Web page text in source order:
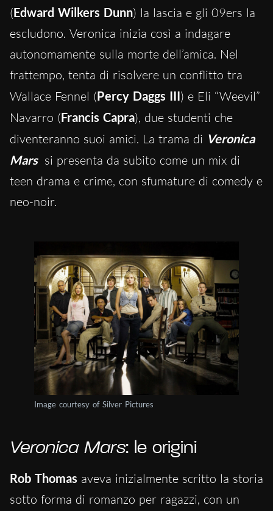
(Edward Wilkers Dunn) la lascia e gli 09ers la
escludono. Veronica inizia così a indagare
autonomamente sulla morte dell’amica. Nel
frattempo, tenta di risolvere un conflitto tra
Wallace Fennel (Percy Daggs III) e Eli “Weevil”
Navarro (Francis Capra), due studenti che
diventeranno suoi amici. La trama di Veronica
Mars si presenta da subito come un mix di
teen drama e crime, con sfumature di comedy e
neo-noir.
Image courtesy of Silver Pictures
Veronica Mars: le origini
Rob Thomas aveva inizialmente scritto la storia
sotto forma di romanzo per ragazzi, con un